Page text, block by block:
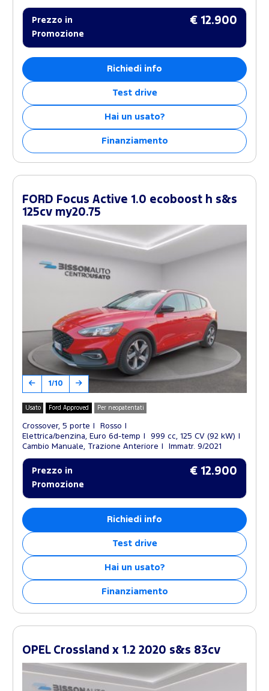
Prezzo in
Promozione
€ 12.900
Richiedi info
Test drive
Hai un usato?
Finanziamento
FORD Focus Active 1.0 ecoboost h s&s
125cv my20.75
1/10
Usato Ford Approved Per neopatentati
Crossover, 5 porte
Rosso
Elettrica/benzina, Euro 6d-temp
999 cc, 125 CV (92 kW)
Cambio Manuale, Trazione Anteriore
Immatr. 9/2021
Prezzo in
Promozione
€ 12.900
Richiedi info
Test drive
Hai un usato?
Finanziamento
OPEL Crossland x 1.2 2020 s&s 83cv